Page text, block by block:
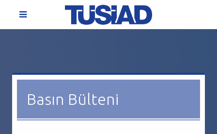
Basın Bülteni